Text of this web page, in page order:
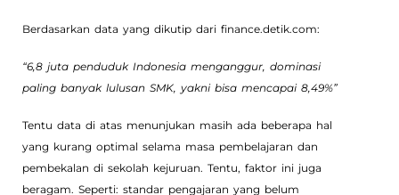
Berdasarkan data yang dikutip dari finance.detik.com:
“6,8 juta penduduk Indonesia menganggur, dominasi
paling banyak lulusan SMK, yakni bisa mencapai 8,49%”
Tentu data di atas menunjukan masih ada beberapa hal
yang kurang optimal selama masa pembelajaran dan
pembekalan di sekolah kejuruan. Tentu, faktor ini juga
beragam. Seperti: standar pengajaran yang belum